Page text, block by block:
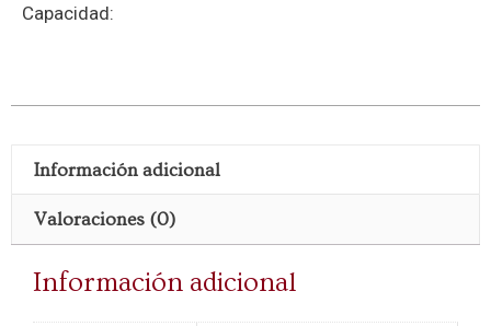
Capacidad:
Información adicional
Valoraciones (0)
Información adicional